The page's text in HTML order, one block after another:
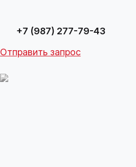
+7 (987) 277-79-43
Отправить запрос